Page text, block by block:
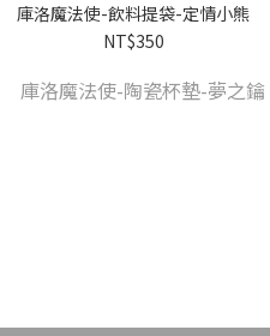
庫洛魔法使-飲料提袋-定情小熊
NT$350